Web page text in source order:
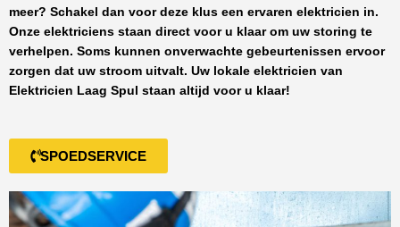
meer? Schakel dan voor deze klus een ervaren elektricien in.
Onze elektriciens staan direct voor u klaar om uw storing te
verhelpen. Soms kunnen onverwachte gebeurtenissen ervoor
zorgen dat uw stroom uitvalt. Uw lokale elektricien van
Elektricien Laag Spul staan altijd voor u klaar!
SPOEDSERVICE